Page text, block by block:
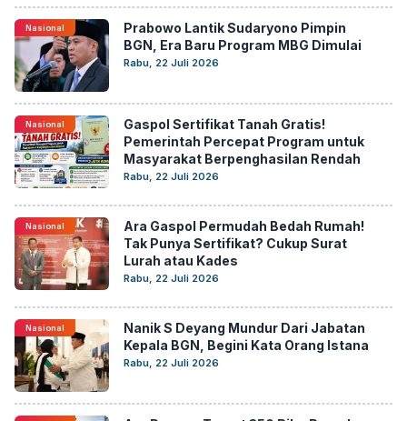
Nasional
Prabowo Lantik Sudaryono Pimpin
BGN, Era Baru Program MBG Dimulai
Rabu, 22 Juli 2026
Nasional
Gaspol Sertifikat Tanah Gratis!
Pemerintah Percepat Program untuk
Masyarakat Berpenghasilan Rendah
Rabu, 22 Juli 2026
Nasional
Ara Gaspol Permudah Bedah Rumah!
Tak Punya Sertifikat? Cukup Surat
Lurah atau Kades
Rabu, 22 Juli 2026
Nasional
Nanik S Deyang Mundur Dari Jabatan
Kepala BGN, Begini Kata Orang Istana
Rabu, 22 Juli 2026